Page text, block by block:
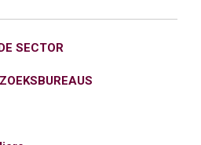
SECTOR